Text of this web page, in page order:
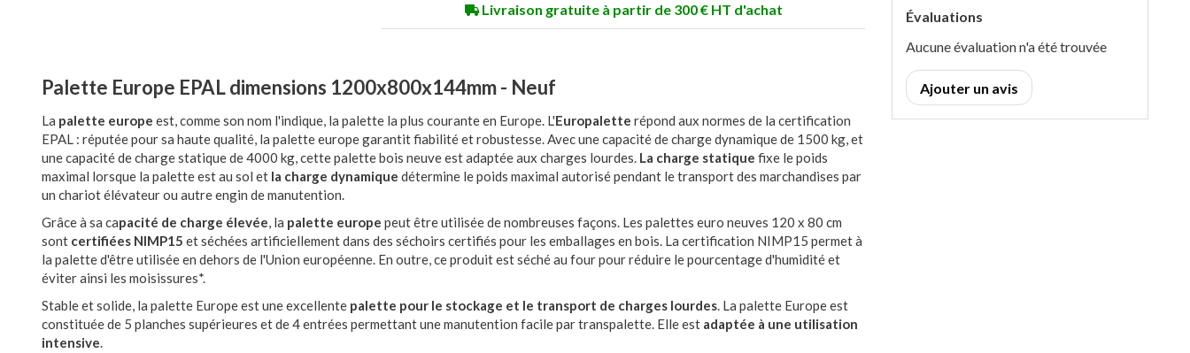
Livraison gratuite à partir de 300 € HT d'achat
Palette Europe EPAL dimensions 1200x800x144mm - Neuf
La palette europe est, comme son nom l'indique, la palette la plus courante en Europe. L'Europalette répond aux normes de la certification
EPAL : réputée pour sa haute qualité, la palette europe garantit fiabilité et robustesse. Avec une capacité de charge dynamique de 1500 kg, et
une capacité de charge statique de 4000 kg, cette palette bois neuve est adaptée aux charges lourdes. La charge statique fixe le poids
maximal lorsque la palette est au sol et la charge dynamique détermine le poids maximal autorisé pendant le transport des marchandises par
un chariot élévateur ou autre engin de manutention.
Grâce à sa capacité de charge élevée, la palette europe peut être utilisée de nombreuses façons. Les palettes euro neuves 120 x 80 cm
sont certifiées NIMP15 et séchées artificiellement dans des séchoirs certifiés pour les emballages en bois. La certification NIMP15 permet à
la palette d'être utilisée en dehors de l'Union européenne. En outre, ce produit est séché au four pour réduire le pourcentage d'humidité et
éviter ainsi les moisissures*.
Stable et solide, la palette Europe est une excellente palette pour le stockage et le transport de charges lourdes. La palette Europe est
constituée de 5 planches supérieures et de 4 entrées permettant une manutention facile par transpalette. Elle est adaptée à une utilisation
intensive.
Évaluations
Aucune évaluation n'a été trouvée
Ajouter un avis